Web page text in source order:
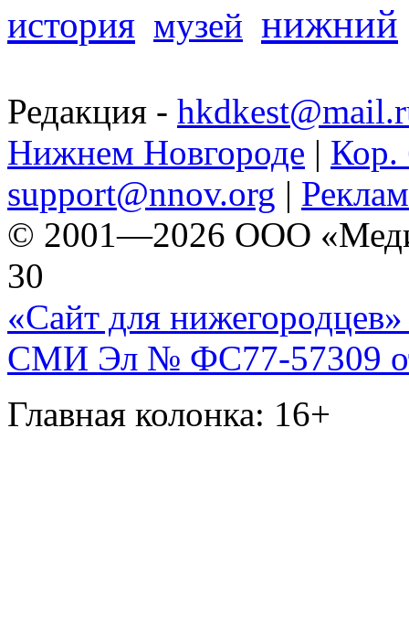
история музей нижний
Редакция -
Нижнем Новгороде | Кор.
support@nnov.org |
© 2001—2026 ООО
30
«Сайт для нижегородцев»
СМИ Эл № ФС77-57309
Главная колонка: 16+